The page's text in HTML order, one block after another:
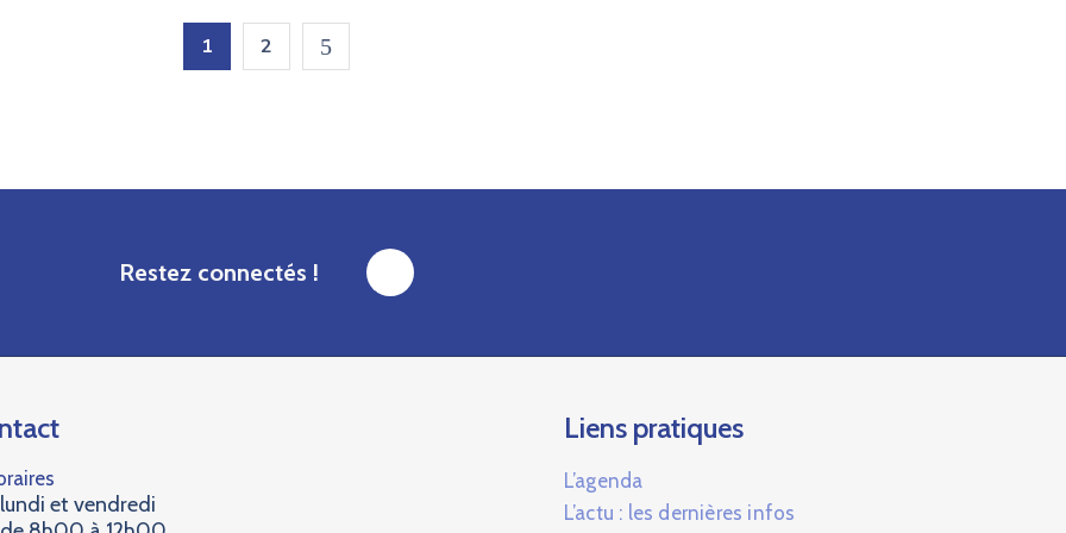
1 2
Restez connectés !
lundi et vendredi
Liens pratiques
L’agenda
L’actu : les dernières infos